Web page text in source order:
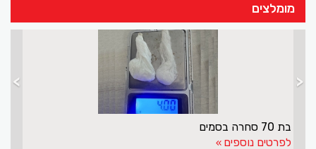
מומלצים
בת 70 סחרה בסמים
לפרטים נוספים
> <